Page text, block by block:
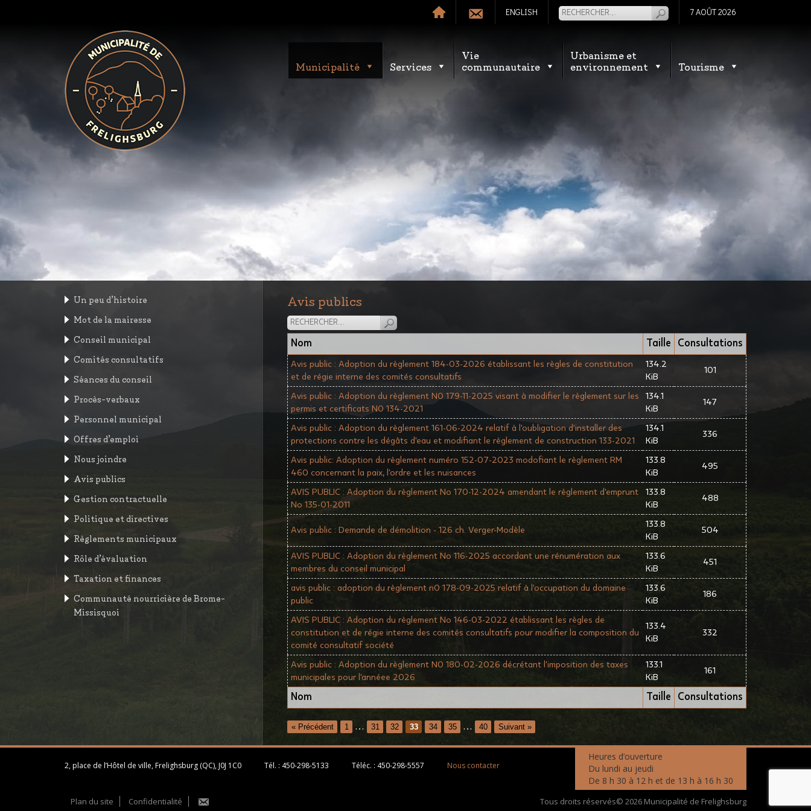
ENGLISH 7 AOÛT 2026
Municipalité Services
Vie
communautaire
Urbanisme et
environnement
Tourisme
Avis publics
Nom Taille Consultations
Nom Taille Consultations
Avis public : Adoption du règlement 184-03-2026 établissant les règles de constitution
et de régie interne des comités consultatifs
134.2
KiB
101
Avis public : Adoption du règlement N0 179-11-2025 visant à modifier le règlement sur les
permis et certificats N0 134-2021
134.1
KiB
147
Avis public : Adoption du règlement 161-06-2024 relatif à l'oubligation d'installer des
protections contre les dégâts d'eau et modifiant le règlement de construction 133-2021
134.1
KiB
336
Avis public: Adoption du règlement numéro 152-07-2023 modofiant le règlement RM
460 concernant la paix, l'ordre et les nuisances
133.8
KiB
495
AVIS PUBLIC : Adoption du règlement No 170-12-2024 amendant le règlement d'emprunt
No 135-01-2011
133.8
KiB
488
Avis public : Demande de démolition - 126 ch. Verger-Modèle
133.8
KiB
504
AVIS PUBLIC : Adoption du règlement No 116-2025 accordant une rénumération aux
membres du conseil municipal
133.6
KiB
451
avis public : adoption du règlement n0 178-09-2025 relatif à l'occupation du domaine
public
133.6
KiB
186
AVIS PUBLIC : Adoption du règlement No 146-03-2022 établissant les règles de
constitution et de régie interne des comités consultatifs pour modifier la composition du
comité consultatif société
133.4
KiB
332
Avis public : Adoption du règlement N0 180-02-2026 décrétant l'imposition des taxes
municipales pour l'annéee 2026
133.1
KiB
161
« Précédent 1 … 31 32 33 34 35 … 40 Suivant »
Un peu d’histoire
Mot de la mairesse
Conseil municipal
Comités consultatifs
Séances du conseil
Procès-verbaux
Personnel municipal
Offres d’emploi
Nous joindre
Avis publics
Gestion contractuelle
Politique et directives
Règlements municipaux
Rôle d’évaluation
Taxation et finances
Communauté nourricière de Brome-
Missisquoi
2, place de l’Hôtel de ville, Frelighsburg (QC), J0J 1C0 Tél. : 450-298-5133 Téléc. : 450-298-5557 Nous contacter
Heures d’ouverture
Du lundi au jeudi
De 8 h 30 à 12 h et de 13 h à 16 h 30
Plan du site Confidentialité Tous droits réservés© 2026 Municipalité de Frelighsburg